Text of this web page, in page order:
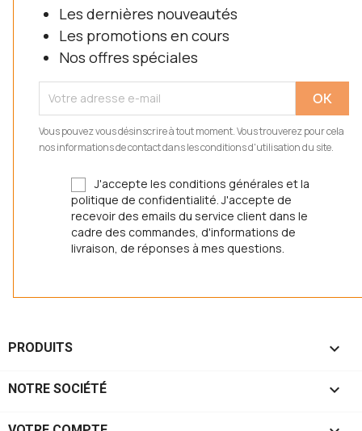
Les dernières nouveautés
Les promotions en cours
Nos offres spéciales
Vous pouvez vous désinscrire à tout moment. Vous trouverez pour cela
nos informations de contact dans les conditions d'utilisation du site.
J'accepte les conditions générales et la
politique de confidentialité. J'accepte de
recevoir des emails du service client dans le
cadre des commandes, d'informations de
livraison, de réponses à mes questions.
PRODUITS 
NOTRE SOCIÉTÉ 